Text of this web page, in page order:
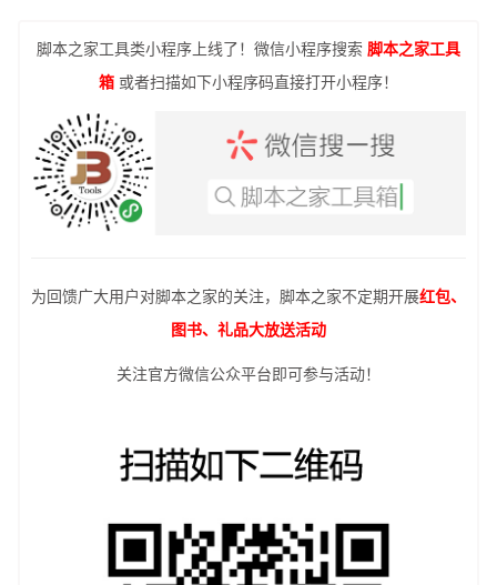
脚本之家工具类小程序上线了！微信小程序搜索 脚本之家工具
箱 或者扫描如下小程序码直接打开小程序！
为回馈广大用户对脚本之家的关注，脚本之家不定期开展红包、
图书、礼品大放送活动
关注官方微信公众平台即可参与活动！